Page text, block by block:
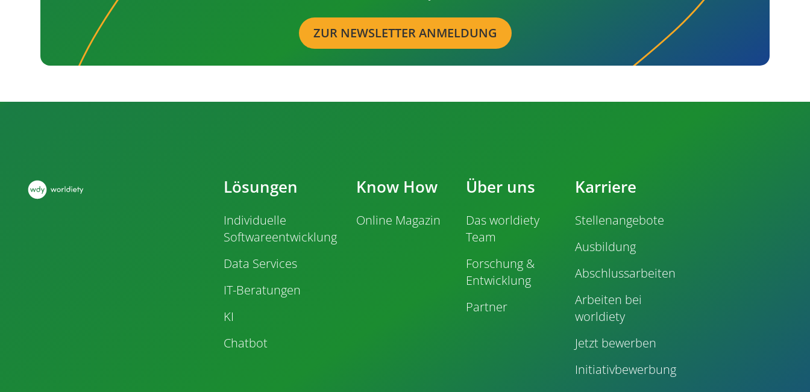
ZUR NEWSLETTER ANMELDUNG
Lösungen
Individuelle
Softwareentwicklung
Data Services
IT-Beratungen
KI
Chatbot
Know How
Online Magazin
Über uns
Das worldiety
Team
Forschung &
Entwicklung
Partner
Karriere
Stellenangebote
Ausbildung
Abschlussarbeiten
Arbeiten bei
worldiety
Jetzt bewerben
Initiativbewerbung